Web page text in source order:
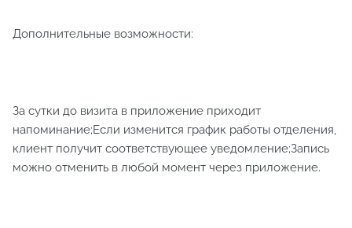
Дополнительные возможности:
За сутки до визита в приложение приходит
напоминание;Если изменится график работы отделения,
клиент получит соответствующее уведомление;Запись
можно отменить в любой момент через приложение.